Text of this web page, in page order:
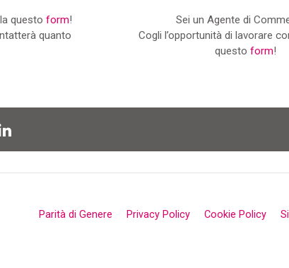
questo form!
quanto
Sei un Agente di
Cogli l’opportunità di lavorare
questo form!
Parità di Genere Privacy Policy Cookie Policy